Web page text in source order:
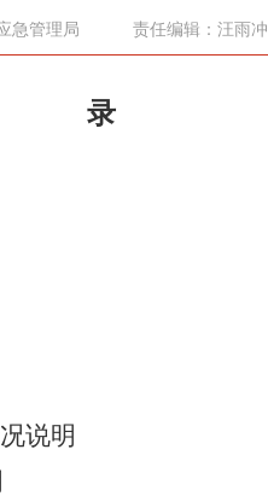
急管理局 责任编辑：汪雨冲
录
说明